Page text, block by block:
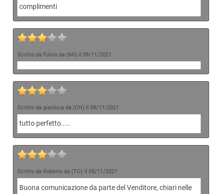
complimenti
Scritto da Fulvio da (MI) il 09/11/2021
Scritto da gianluca da (CH) il 08/11/2021
tutto perfetto.....
Scritto da Roberto da (TO) il 05/11/2021
Buona comunicazione da parte del Venditore, chiari nelle